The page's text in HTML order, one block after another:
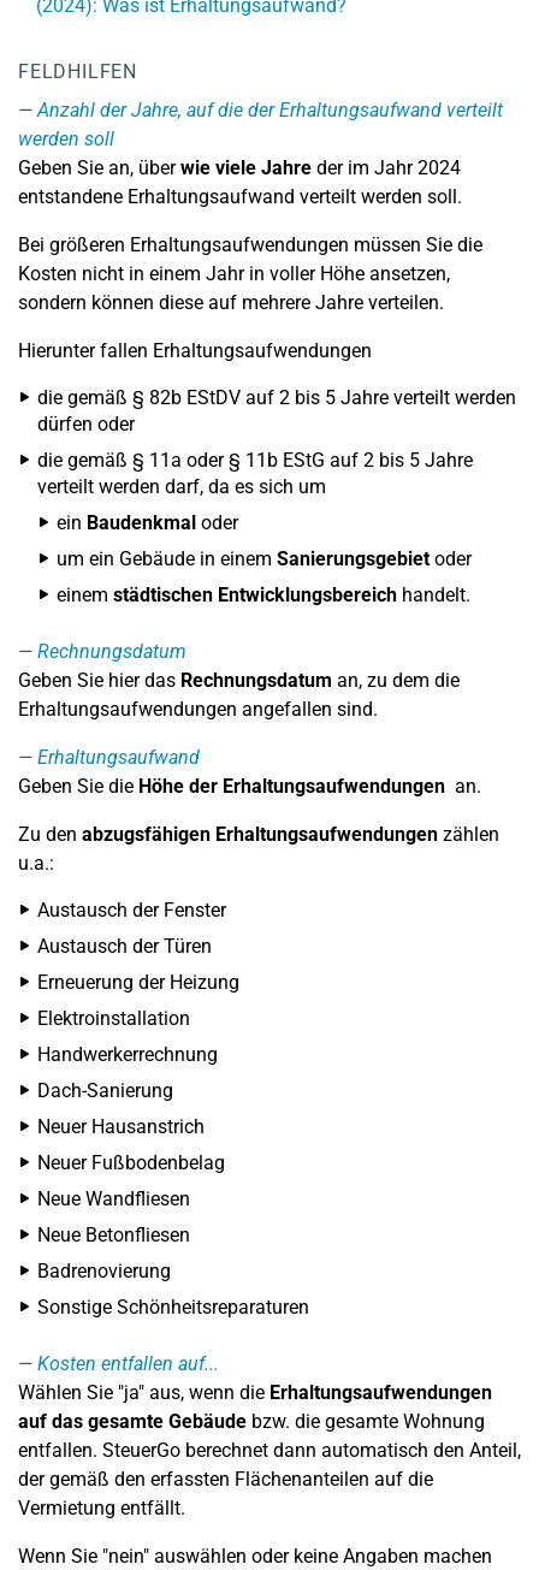
(2024): Was ist Erhaltungsaufwand?
FELDHILFEN
Anzahl der Jahre, auf die der Erhaltungsaufwand verteilt
werden soll
Geben Sie an, überwie viele Jahre der im Jahr 2024
entstandene Erhaltungsaufwand verteilt werden soll.
Bei größeren Erhaltungsaufwendungen müssen Sie die
Kosten nicht in einem Jahr in voller Höhe ansetzen,
sondern können diese auf mehrere Jahre verteilen.
Hierunter fallen Erhaltungsaufwendungen
die gemäß § 82b EStDV auf 2 bis 5 Jahre verteilt werden
dürfen oder
die gemäß § 11a oder § 11b EStG auf 2 bis 5 Jahre
verteilt werden darf, da es sich um
ein Baudenkmal oder
um ein Gebäude in einem Sanierungsgebietoder
einem städtischen Entwicklungsbereich handelt.
Rechnungsdatum
Geben Sie hier das Rechnungsdatum an, zu dem die
Erhaltungsaufwendungen angefallen sind.
Erhaltungsaufwand
Geben Sie die Höhe der Erhaltungsaufwendungen an.
Zu den abzugsfähigen Erhaltungsaufwendungen zählen
u.a.:
Austausch der Fenster
Austausch der Türen
Erneuerung der Heizung
Elektroinstallation
Handwerkerrechnung
Dach-Sanierung
Neuer Hausanstrich
Neuer Fußbodenbelag
Neue Wandfliesen
Neue Betonfliesen
Badrenovierung
Sonstige Schönheitsreparaturen
Kosten entfallen auf...
Wählen Sie "ja" aus, wenn die Erhaltungsaufwendungen
auf das gesamte Gebäude bzw. die gesamte Wohnung
entfallen. SteuerGo berechnet dann automatisch den Anteil,
der gemäß den erfassten Flächenanteilen auf die
Vermietung entfällt.
Wenn Sie "nein" auswählen oder keine Angaben machen